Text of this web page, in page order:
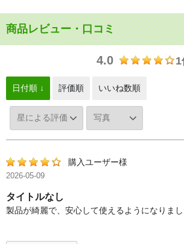
商品レビュー・口コミ
4.0 1
日付順 ↓ 評価順 いいね数順
購入ユーザー様
2026-05-09
タイトルなし
製品が綺麗で、安心して使えるようになりまし